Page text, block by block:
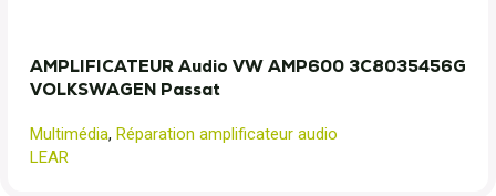
AMPLIFICATEUR Audio VW AMP600 3C8035456G
VOLKSWAGEN Passat
Multimédia, Réparation amplificateur audio
LEAR